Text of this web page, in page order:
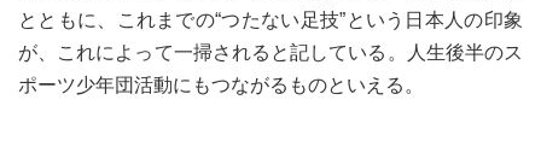
とともに、これまでの“つたない足技”という日本人の印象
が、これによって一掃されると記している。人生後半のス
ポーツ少年団活動にもつながるものといえる。